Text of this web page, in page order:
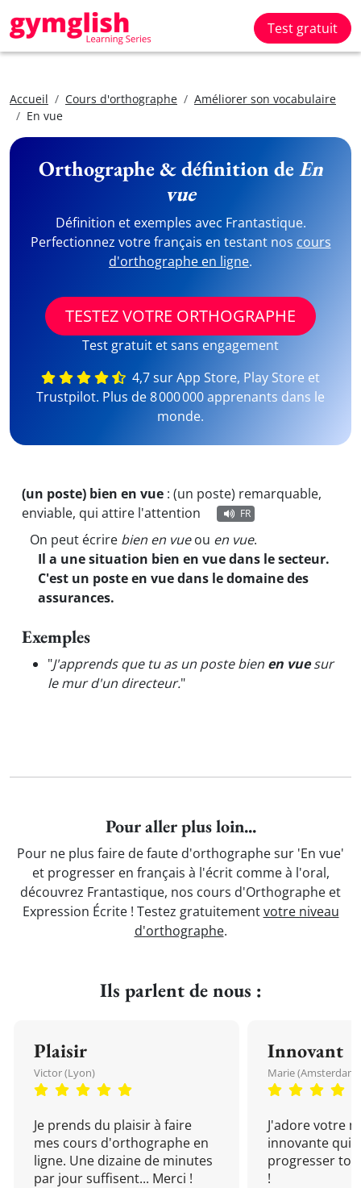
Test gratuit
Accueil Cours d'orthographe
Améliorer son vocabulaire
En vue
Orthographe & définition deEn
vue
Définition et exemples avec Frantastique.
Perfectionnez votre français en testant nos cours
d'orthographe en ligne.
TESTEZ VOTRE ORTHOGRAPHE
Test gratuit et sans engagement
4,7 sur App Store, Play Store et
Trustpilot. Plus de 8 000 000 apprenants dans le
monde.
(un poste) bien en vue : (un poste) remarquable,
enviable, qui attire l'attention
FR
On peut écrire bien en vueou en vue.
Il a une situation bien en vue dans le secteur.
C'est un poste en vue dans le domaine des
assurances.
Exemples
"J'apprends que tu as un poste bien en vuesur
le mur d'un directeur."
Pour aller plus loin...
Pour ne plus faire de faute d'orthographe sur 'En vue'
et progresser en français à l'écrit comme à l'oral,
découvrez Frantastique, nos cours d'Orthographe et
Expression Écrite ! Testez gratuitementvotre niveau
d'orthographe.
Ils parlent de nous :
Plaisir
Victor (Lyon)
Je prends du plaisir à faire
mes cours d'orthographe en
ligne. Une dizaine de minutes
par jour suffisent... Merci !
Innovant
Marie (Amsterdam)
J'adore votre
innovante qui
progresser
!